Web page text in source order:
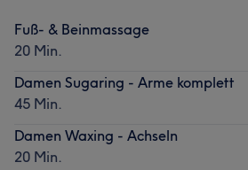
Fuß- & Beinmassage
20 Min.
Damen Sugaring - Arme komplett
45 Min.
Damen Waxing - Achseln
20 Min.